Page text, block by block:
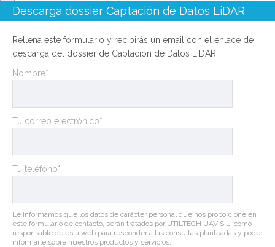
Descarga dossier Captación de Datos LiDAR
Rellena este formulario y recibirás un email con el enlace de
descarga del dossier de Captación de Datos LiDAR
Nombre*
Tu correo electrónico*
Tu teléfono*
Le informamos que los datos de carácter personal que nos proporcione en
este formulario de contacto, serán tratados por UTILTECH UAV S.L. como
responsable de esta web para responder a las consultas planteadas y poder
informarle sobre nuestros productos y servicios.